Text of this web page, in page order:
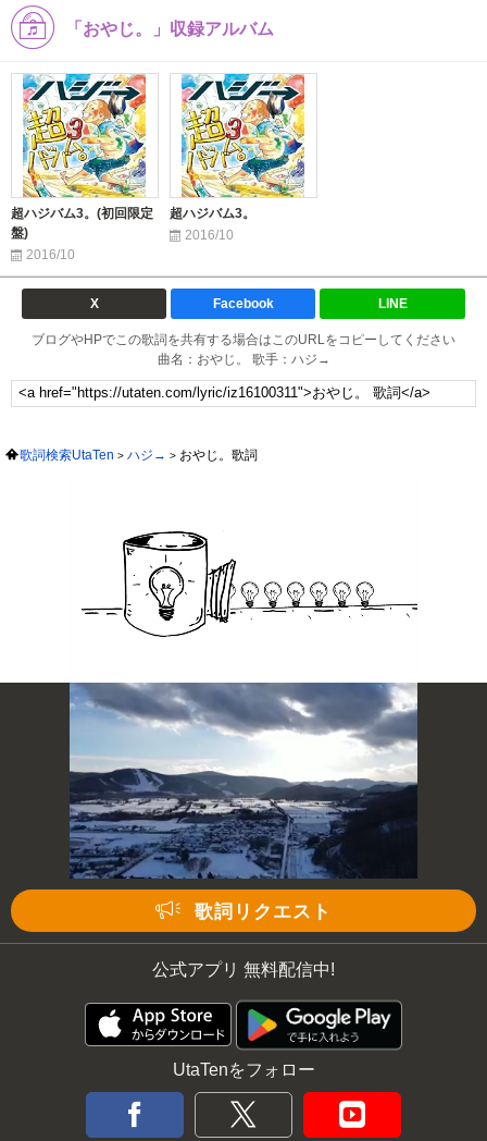
「おやじ。」収録アルバム
超ハジバム3。(初回限定
盤)
2016/10
超ハジバム3。
2016/10
X Facebook LINE
ブログやHPでこの歌詞を共有する場合はこのURLをコピーしてください
曲名：おやじ。 歌手：ハジ→
歌詞検索UtaTen ハジ→ おやじ。歌詞
歌詞リクエスト
公式アプリ 無料配信中!
UtaTenをフォロー